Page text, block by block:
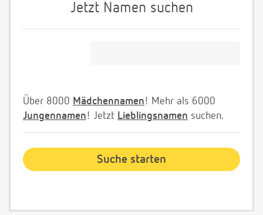
Jetzt Namen suchen
Über 8000 Mädchennamen! Mehr als 6000
Jungennamen! Jetzt Lieblingsnamen suchen.